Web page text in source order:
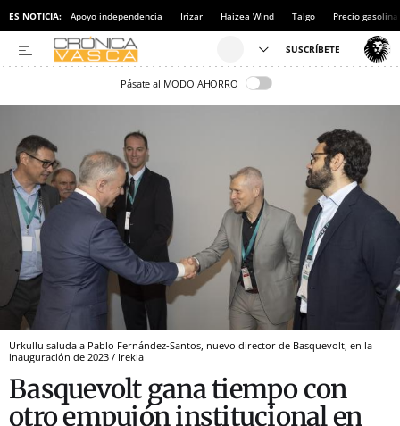
ES NOTICIA: Apoyo independencia Irizar Haizea Wind Talgo Precio gasolina
Pásate al MODO AHORRO
Urkullu saluda a Pablo Fernández-Santos, nuevo director de Basquevolt, en la
inauguración de 2023 / Irekia
Basquevolt gana tiempo con
otro empujón institucional en